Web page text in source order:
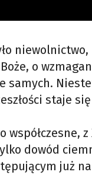
o
staje
dowód
już